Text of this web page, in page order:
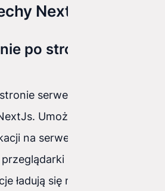
NextJs
po stronie serwera
serwera (SSR) to jedna
Umożliwia ono
na serwerze przed jej
użytkownika.
ładują się niemal